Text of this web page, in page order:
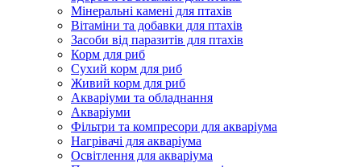
Мінеральні камені для птахів
Вітаміни та добавки для птахів
Засоби від паразитів для птахів
Корм для риб
Сухий корм для риб
Живий корм для риб
Акваріуми та обладнання
Акваріуми
Фільтри та компресори для акваріума
Нагрівачі для акваріума
Освітлення для акваріума